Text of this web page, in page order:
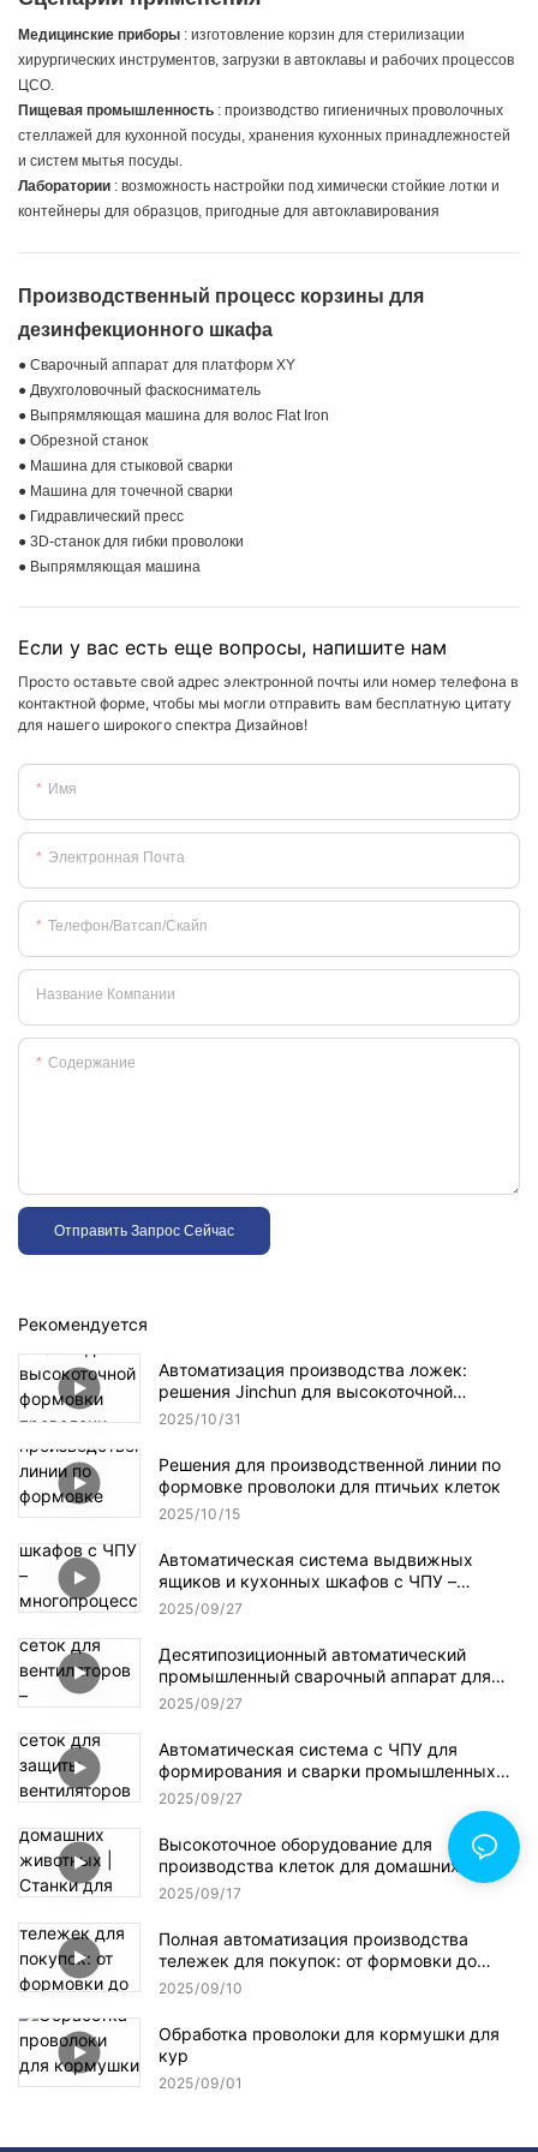
Медицинские приборы : изготовление корзин для стерилизации
хирургических инструментов, загрузки в автоклавы и рабочих процессов
ЦСО.
Пищевая промышленность ​ ​: производство гигиеничных проволочных
стеллажей для кухонной посуды, хранения кухонных принадлежностей
и систем мытья посуды.
Лаборатории : возможность настройки под химически стойкие лотки и
контейнеры для образцов, пригодные для автоклавирования
Производственный процесс корзины для
дезинфекционного шкафа
● Сварочный аппарат для платформ XY
● Двухголовочный фаскосниматель
● Выпрямляющая машина для волос Flat Iron
● Обрезной станок
● Машина для стыковой сварки
● Машина для точечной сварки
● Гидравлический пресс
● 3D-станок для гибки проволоки
● Выпрямляющая машина
Если у вас есть еще вопросы, напишите нам
Просто оставьте свой адрес электронной почты или номер телефона в
контактной форме, чтобы мы могли отправить вам бесплатную цитату
для нашего широкого спектра Дизайнов!
Имя
Электронная Почта
Телефон/ватсап/скайп
Название Компании
Содержание
Отправить Запрос Сейчас
Рекомендуется
Автоматизация производства ложек:
решения Jinchun для высокоточной
формовки проволоки для повышения
производства.
2025 10 31
Решения для производственной линии по
формовке проволоки для птичьих клеток
2025 10 15
Автоматическая система выдвижных
ящиков и кухонных шкафов с ЧПУ –
многопроцессная производственная линия
хранения
2025 09 27
Десятипозиционный автоматический
промышленный сварочный аппарат для
сеток для вентиляторов –
высокоточного изготовления сеток
2025 09 27
Автоматическая система с ЧПУ для
формирования и сварки промышленных
сеток для защиты вентиляторов –
многопозиционная производственная
линия для высокопроизводительного
изготовления сеток
2025 09 27
Высокоточное оборудование для
производства клеток для домашних
животных | Станки для производства
с ЧПУ
2025 09 17
Полная автоматизация производства
тележек для покупок: от формовки до
линии окончательной сборки
2025 09 10
Обработка проволоки для кормушки для
кур
2025 09 01